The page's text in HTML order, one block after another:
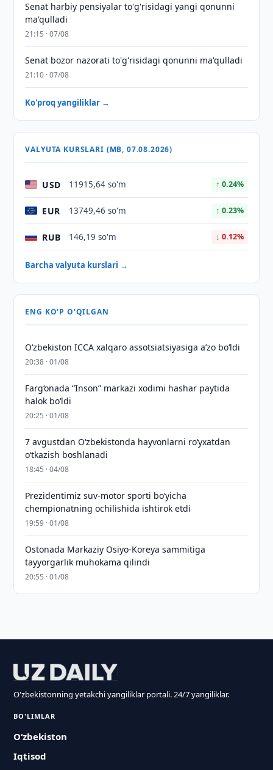
Senat harbiy pensiyalar to'g'risidagi yangi qonunni
ma'qulladi
21:15 · 07/08
Senat bozor nazorati to'g'risidagi qonunni ma'qulladi
21:10 · 07/08
Ko'proq yangiliklar →
VALYUTA KURSLARI (MB, 07.08.2026)
USD 11915,64 so'm ↑ 0.24%
EUR 13749,46 so'm ↑ 0.23%
RUB 146,19 so'm ↓ 0.12%
Barcha valyuta kurslari →
ENG KO'P O'QILGAN
O‘zbekiston ICCA xalqaro assotsiatsiyasiga aʼzo bo‘ldi
20:38 · 01/08
Farg‘onada “Inson” markazi xodimi hashar paytida
halok bo‘ldi
20:25 · 01/08
7 avgustdan O‘zbekistonda hayvonlarni ro‘yxatdan
o‘tkazish boshlanadi
18:45 · 04/08
Prezidentimiz suv-motor sporti bo‘yicha
chempionatning ochilishida ishtirok etdi
19:59 · 01/08
Ostonada Markaziy Osiyo-Koreya sammitiga
tayyorgarlik muhokama qilindi
20:55 · 01/08
O'zbekistonning yetakchi yangiliklar portali. 24/7 yangiliklar.
BO'LIMLAR
O‘zbekiston
Iqtisod